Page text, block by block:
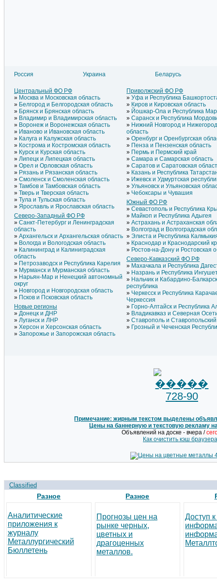
Россия Украина
Беларусь
Латвия
Эстония
Молдавия
Армения
Греция
Грузия
Центральный ФО РФ
Москва и Московская область
Белгород и Белгородская область
Брянск и Брянская область
Владимир и Владимирская область
Воронеж и Воронежская область
Иваново и Ивановская область
Калуга и Калужская область
Кострома и Костромская область
Курск и Курская область
Липецк и Липецкая область
Орел и Орловская область
Рязань и Рязанская область
Смоленск и Смоленская область
Тамбов и Тамбовская область
Тверь и Тверская область
Тула и Тульская область
Ярославль и Ярославская область
Северо-Западный ФО РФ
Санкт-Петербург и Ленинградская
область
Архангельск и Архангельская область
Вологда и Вологодская область
Калининград и Калиниградская
область
Петрозаводск и Республика Карелия
Мурманск и Мурманская область
Нарьян-Мар и Ненецкий автономный
округ
Новгород и Новгородская область
Псков и Псковская область
Новые регионы
Донецк и ДНР
Луганск и ЛНР
Херсон и Херсонская область
Запорожье и Запорожская область
Приволжский ФО РФ
Уфа и Республика
Киров и Кировская область
Йошкар-Ола и Республика
Саранск и Республика
Нижний Новгород и
область
Оренбург и Оренбургская
Пенза и Пензенская область
Пермь и Пермский край
Самара и Самарская область
Саратов и Саратовская
Казань и Республика
Ижевск и Удмуртская
Ульяновск и Ульяновская
Чебоксары и Чувашия
Южный ФО РФ
Севастополь и Республика
Майкоп и Республика Адыгея
Астрахань и Астраханская
Волгоград и Волгоградская
Элиста и Республика
Краснодар и Краснодарский
Ростов-на-Дону и Ростовская
Северо-Кавказский ФО РФ
Махачкала и Республика
Назрань и Республика
Нальчик и Кабардино-
республика
Черкесск и Республика
Черкессия
Горно-Алтайск и Республика
Владикавказ и Северная
Ставрополь и
Грозный и Чеченская
Примечание: жирным текстом выделены
Цены на баннерную и текстовую рекламу
Объявлений на доске - вчера /
Как очистить кэш
Classified
Разное
Аналитические
приложения к
журналу
Металлургический
Бюллетень
Разное
Прогнозы цен на
рынке черных,
цветных и
драгоценных
металлов.
Доступ